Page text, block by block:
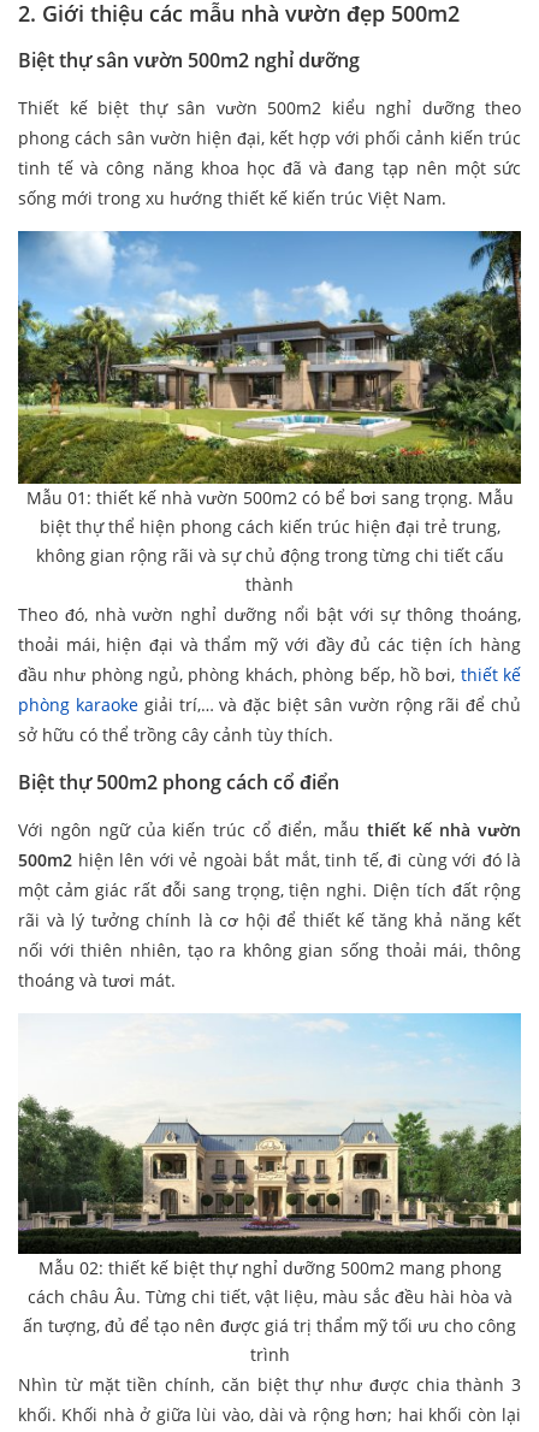
2. Giới thiệu các mẫu nhà vườn đẹp 500m2
Biệt thự sân vườn 500m2 nghỉ dưỡng
Thiết kế biệt thự sân vườn 500m2 kiểu nghỉ dưỡng theo
phong cách sân vườn hiện đại, kết hợp với phối cảnh kiến trúc
tinh tế và công năng khoa học đã và đang tạp nên một sức
sống mới trong xu hướng thiết kế kiến trúc Việt Nam.
Mẫu 01: thiết kế nhà vườn 500m2 có bể bơi sang trọng. Mẫu
biệt thự thể hiện phong cách kiến trúc hiện đại trẻ trung,
không gian rộng rãi và sự chủ động trong từng chi tiết cấu
thành
Theo đó, nhà vườn nghỉ dưỡng nổi bật với sự thông thoáng,
thoải mái, hiện đại và thẩm mỹ với đầy đủ các tiện ích hàng
đầu như phòng ngủ, phòng khách, phòng bếp, hồ bơi, thiết kế
phòng karaokegiải trí,… và đặc biệt sân vườn rộng rãi để chủ
sở hữu có thể trồng cây cảnh tùy thích.
Biệt thự 500m2 phong cách cổ điển
Với ngôn ngữ của kiến trúc cổ điển, mẫu thiết kế nhà vườn
500m2 hiện lên với vẻ ngoài bắt mắt, tinh tế, đi cùng với đó là
một cảm giác rất đỗi sang trọng, tiện nghi. Diện tích đất rộng
rãi và lý tưởng chính là cơ hội để thiết kế tăng khả năng kết
nối với thiên nhiên, tạo ra không gian sống thoải mái, thông
thoáng và tươi mát.
Mẫu 02: thiết kế biệt thự nghỉ dưỡng 500m2 mang phong
cách châu Âu. Từng chi tiết, vật liệu, màu sắc đều hài hòa và
ấn tượng, đủ để tạo nên được giá trị thẩm mỹ tối ưu cho công
trình
Nhìn từ mặt tiền chính, căn biệt thự như được chia thành 3
khối. Khối nhà ở giữa lùi vào, dài và rộng hơn; hai khối còn lại